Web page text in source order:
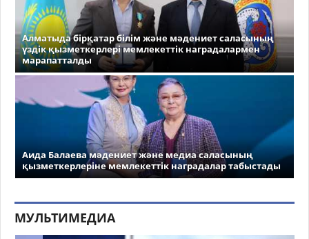
Алматыда бірқатар білім және мәдениет саласының
үздік қызметкерлері мемлекеттік наградалармен
марапатталды
Аида Балаева мәдениет және медиа саласының
қызметкерлеріне мемлекеттік наградалар табыстады
МУЛЬТИМЕДИА